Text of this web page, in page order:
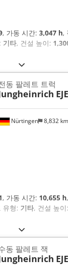
, 가동 시간: 3,047 h,
기타, 건설 높이:
Nürtingen 8,832 km
동 팔레트 트럭
, 가동 시간: 10,655 h
유형: 기타, 건설 높이:
동 팔레트 잭